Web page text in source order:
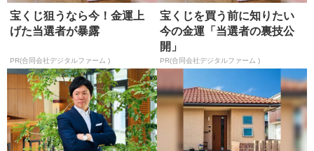
宝くじ狙うなら今！金運上
げた当選者が暴露
PR(合同会社デジタルファーム )
宝くじを買う前に知りたい
今の金運「当選者の裏技公
開」
PR(合同会社デジタルファーム )